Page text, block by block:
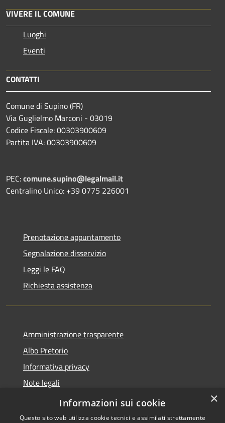
VIVERE IL COMUNE
Luoghi
Eventi
CONTATTI
Comune di Supino (FR)
Via Guglielmo Marconi - 03019
Codice Fiscale: 00303900609
Partita IVA: 00303900609
PEC:comune.supino@legalmail.it
Centralino Unico: +39 0775 226001
Prenotazione appuntamento
Segnalazione disservizio
Leggi le FAQ
Richiesta assistenza
Amministrazione trasparente
Albo Pretorio
Informativa privacy
Note legali
Dichiarazione di accessibilità
×
Informazioni sui cookie
Questo sito web utilizza cookie tecnici e assimilati strettamente